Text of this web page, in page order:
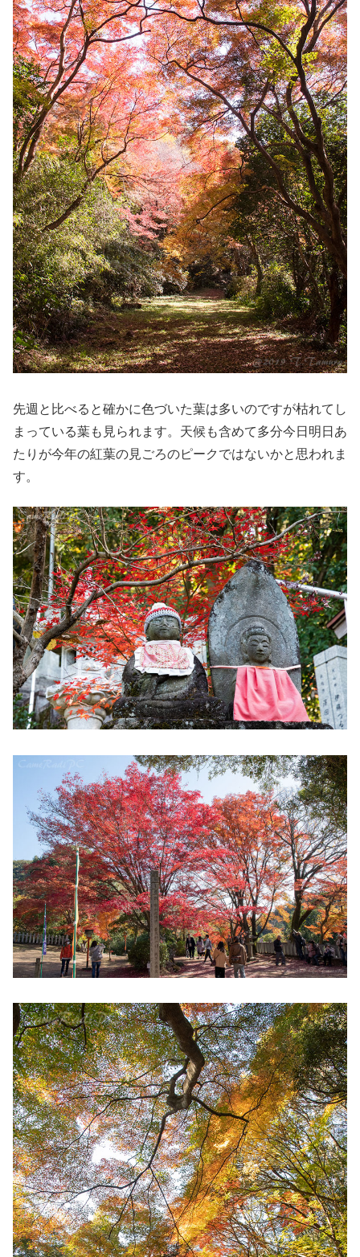
先週と比べると確かに色づいた葉は多いのですが枯れてし
まっている葉も見られます。天候も含めて多分今日明日あ
たりが今年の紅葉の見ごろのピークではないかと思われま
す。